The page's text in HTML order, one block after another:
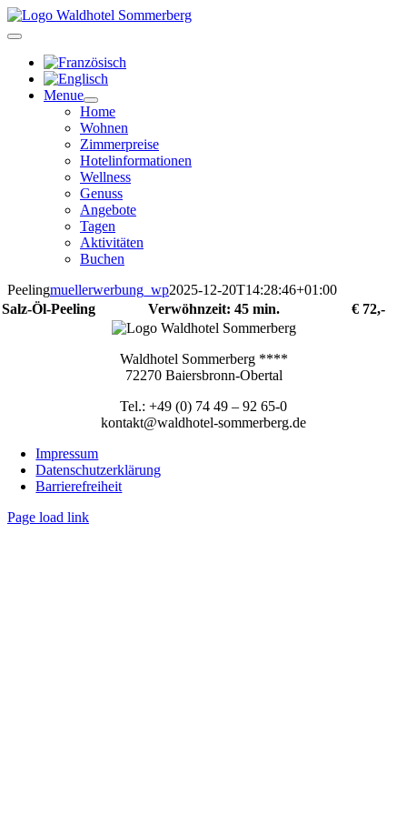
Zum
Inhalt
Menue
Home
Wohnen
Zimmerpreise
Hotelinformationen
Wellness
Genuss
Angebote
Tagen
Aktivitäten
Buchen
Peelingmuellerwerbung_wp2025-12-20T14:28:46+01:00
Salz-Öl-Peeling
Verwöhnzeit: 45 min. € 72,-
Waldhotel Sommerberg ****
72270 Baiersbronn-Obertal
Tel.: +49 (0) 74 49 – 92 65-0
kontakt@waldhotel-sommerberg.de
Impressum
Datenschutzerklärung
Barrierefreiheit
Page load link